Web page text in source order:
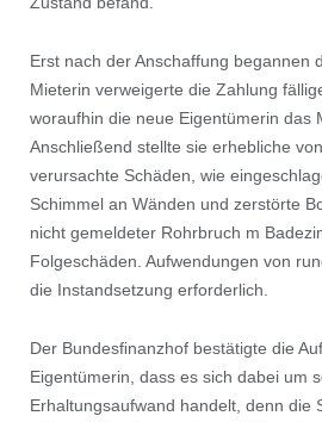
Erst nach der Anschaffung begannen
Mieterin verweigerte die Zahlung
woraufhin die neue Eigentümerin das
Anschließend stellte sie erhebliche
verursachte Schäden, wie
Schimmel an Wänden und zerstörte
nicht gemeldeter Rohrbruch m
Folgeschäden. Aufwendungen von
die Instandsetzung erforderlich.
Der Bundesﬁnanzhof bestätigte die
Eigentümerin, dass es sich dabei um
Erhaltungsaufwand handelt, denn die